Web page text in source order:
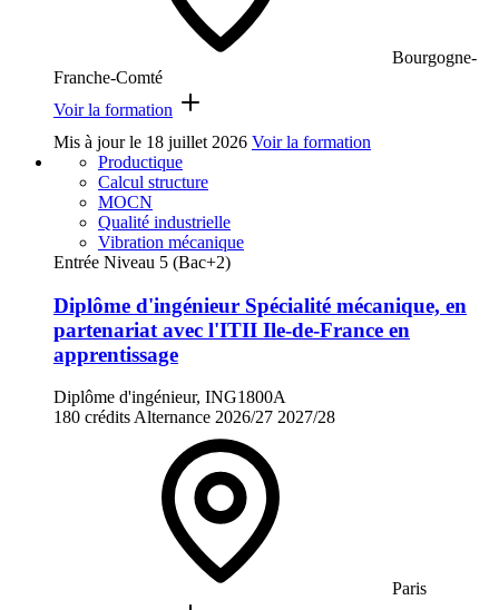
Bourgogne-
Franche-Comté
Voir la formation
Mis à jour le 18 juillet 2026 Voir la formation
Productique
Calcul structure
MOCN
Qualité industrielle
Vibration mécanique
Entrée Niveau 5 (Bac+2)
Diplôme d'ingénieur Spécialité mécanique, en
partenariat avec l'ITII Ile-de-France en
apprentissage
Diplôme d'ingénieur, ING1800A
180 crédits Alternance 2026/27 2027/28
Paris